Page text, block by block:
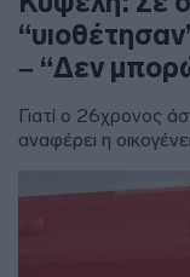
– “Δεν
Γιατί ο 26χρονος
αναφέρει η